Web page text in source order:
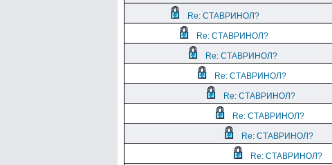
Re: СТАВРИНОЛ?
Re: СТАВРИНОЛ?
Re: СТАВРИНОЛ?
Re: СТАВРИНОЛ?
Re: СТАВРИНОЛ?
Re: СТАВРИНОЛ?
Re: СТАВРИНОЛ?
Re: СТАВРИНОЛ?